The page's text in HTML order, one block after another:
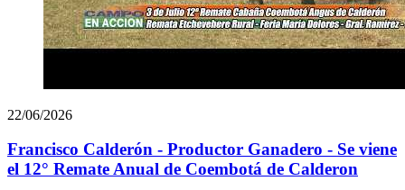
22/06/2026
Francisco Calderón - Productor Ganadero - Se viene
el 12° Remate Anual de Coembotá de Calderon